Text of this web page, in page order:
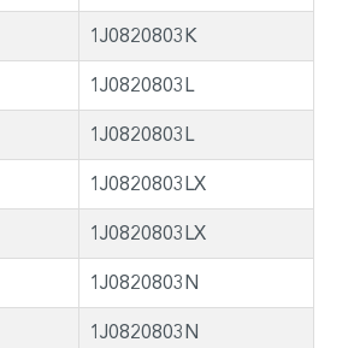
1J0820803K
1J0820803L
1J0820803L
1J0820803LX
1J0820803LX
1J0820803N
1J0820803N